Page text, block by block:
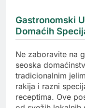
Gastronomski
Domaćih
Ne zaboravite na
seoska
tradicionalnim
rakija i razni
receptima. Ove